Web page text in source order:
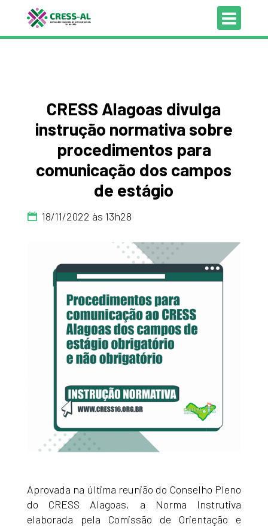
CRESS Alagoas divulga
instrução normativa sobre
procedimentos para
comunicação dos campos
de estágio
18/11/2022 às 13h28
Aprovada na última reunião do Conselho Pleno
do CRESS Alagoas, a Norma Instrutiva
elaborada pela Comissão de Orientação e